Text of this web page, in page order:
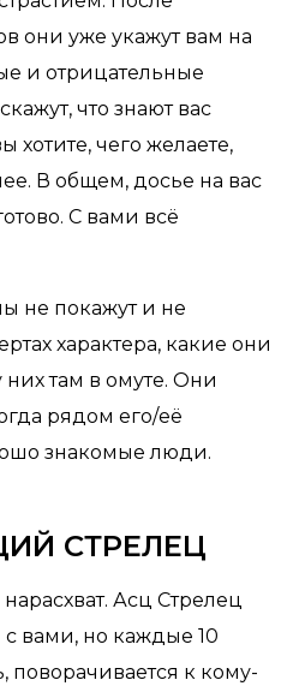
они уже укажут вам на
и отрицательные
что знают вас
хотите, чего желаете,
В общем, досье на вас
С вами всё
не покажут и не
характера, какие они
них там в омуте. Они
рядом его/её
знакомые люди.
СТРЕЛЕЦ
Асц Стрелец
вами, но каждые 10
поворачивается к кому-